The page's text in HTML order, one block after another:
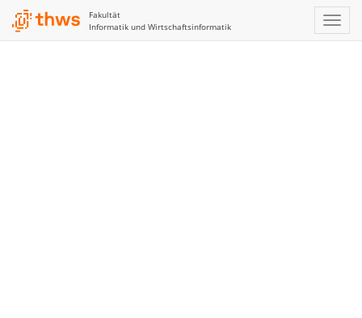
Fakultät
Informatik und Wirtschaftsinformatik